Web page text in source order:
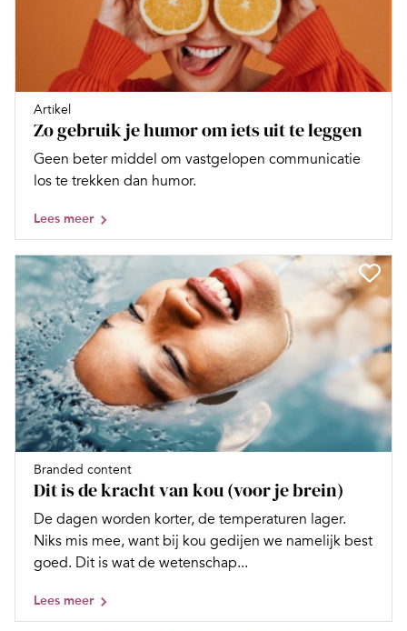
Artikel
Zo gebruik je humor om iets uit te leggen
Geen beter middel om vastgelopen communicatie
los te trekken dan humor.
Lees meer
Branded content
Dit is de kracht van kou (voor je brein)
De dagen worden korter, de temperaturen lager.
Niks mis mee, want bij kou gedijen we namelijk best
goed. Dit is wat de wetenschap...
Lees meer